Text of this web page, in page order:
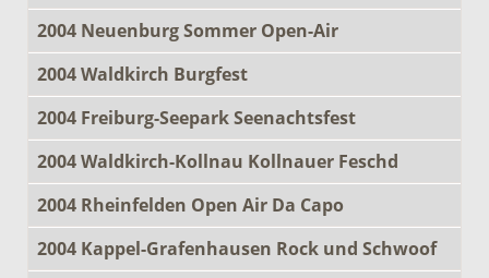
2004 Neuenburg Sommer Open-Air
2004 Waldkirch Burgfest
2004 Freiburg-Seepark Seenachtsfest
2004 Waldkirch-Kollnau Kollnauer Feschd
2004 Rheinfelden Open Air Da Capo
2004 Kappel-Grafenhausen Rock und Schwoof